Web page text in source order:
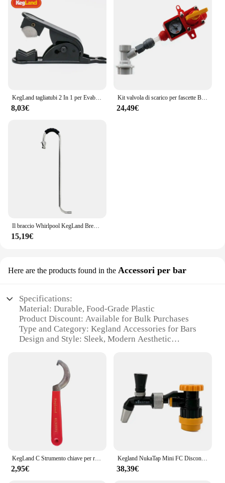
KegLand tagliatubi 2 In 1 per Evabarrier Pex Hdpe Vinyl Tubing Hombrew
8,03€
Kit valvola di scarico per fascette BlowTie con manometro integrato KegLand (0-15psi)
24,49€
Il braccio Whirlpool KegLand Brewzilla si adatta a 35L e 65L
15,19€
Here are the products found in the Accessori per bar
Specifications:
Material: Durable, Food-Grade Plastic
Product Discount: Available for Bulk Purchases
Type and Category: Kegland Accessories for Bars
Design and Style: Sleek, Modern Aesthetic
Ease of Use
Typical Adaptive Scenario: Commercial and Home
Shape or Size or Weight or Quantity: Compact and
Lightweight for Easy Handling
Performance and Property: High-Quality, Long-
Lasting Components
Parts and Accessories: Comprehensive Sets for
Various Bar Needs
Features:
**Elevate Your Bar Experience**
KegLand C Strumento chiave per rubinetto birra Pinza per rubinetto Attrezzi per birra fatta in casa
2,95€
Kegland NukaTap Mini FC Disconnect Kit attrezzatura per rubinetti per la produzione di birra per uso domestico
38,39€